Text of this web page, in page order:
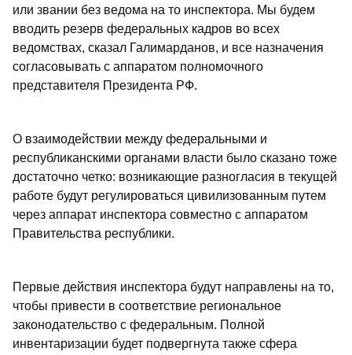
или звании без ведома на то инспектора. Мы будем
вводить резерв федеральных кадров во всех
ведомствах, сказал Галимарданов, и все назначения
согласовывать с аппаратом полномочного
представителя Президента РФ.
О взаимодействии между федеральными и
республиканскими органами власти было сказано тоже
достаточно четко: возникающие разногласия в текущей
работе будут регулироваться цивилизованным путем
через аппарат инспектора совместно с аппаратом
Правительства республики.
Первые действия инспектора будут направлены на то,
чтобы привести в соответствие региональное
законодательство с федеральным. Полной
инвентаризации будет подвергнута также сфера